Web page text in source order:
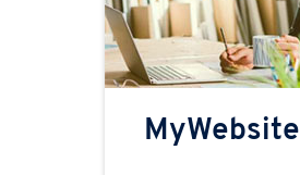
MyWebsite